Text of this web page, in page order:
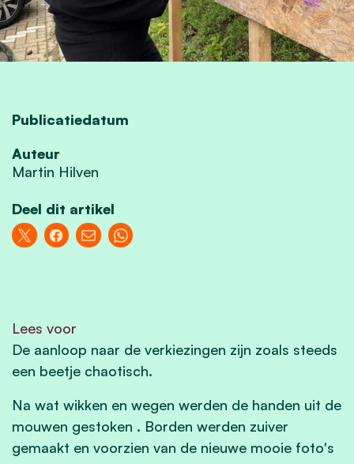
Publicatiedatum
Auteur
Martin Hilven
Deel dit artikel
Lees voor
De aanloop naar de verkiezingen zijn zoals steeds
een beetje chaotisch.
Na wat wikken en wegen werden de handen uit de
mouwen gestoken . Borden werden zuiver
gemaakt en voorzien van de nieuwe mooie foto's